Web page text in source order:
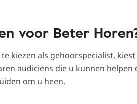
voor Beter
kiezen als gehoorspecialist,
audiciens die u kunnen helpen
om u heen.